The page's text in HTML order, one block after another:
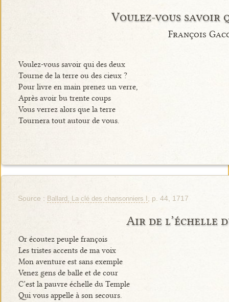
Voulez-vous savoir
François
Voulez-vous savoir qui des deux
Tourne de la terre ou des cieux ?
Pour livre en main prenez un verre,
Après avoir bu trente coups
Vous verrez alors que la terre
Tournera tout autour de vous.
Source : Ballard, La clé des chansonniers I , p. 44, 1717
Air de l’échelle
Or écoutez peuple françois
Les tristes accents de ma voix
Mon aventure est sans exemple
Venez gens de balle et de cour
C’est la pauvre échelle du Temple
Qui vous appelle à son secours.